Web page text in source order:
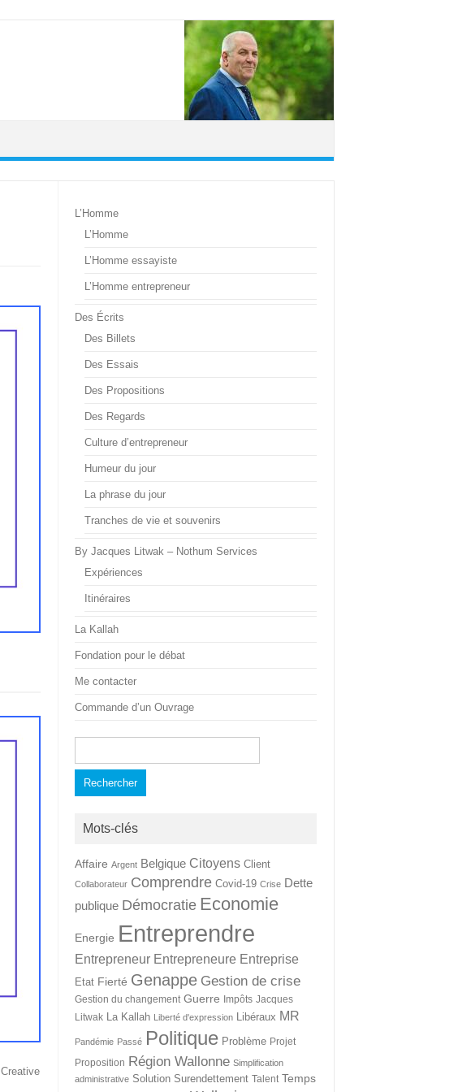
Creative
L’Homme
L’Homme
L’Homme essayiste
L’Homme entrepreneur
Des Écrits
Des Billets
Des Essais
Des Propositions
Des Regards
Culture d’entrepreneur
Humeur du jour
La phrase du jour
Tranches de vie et souvenirs
By Jacques Litwak – Nothum Services
Expériences
Itinéraires
La Kallah
Fondation pour le débat
Me contacter
Commande d’un Ouvrage
Mots-clés
Affaire Argent Belgique Citoyens Client
Collaborateur Comprendre Covid-19 Crise Dette
publique Démocratie Economie
Energie Entreprendre
Entrepreneur Entrepreneure Entreprise
Etat Fierté Genappe Gestion de crise
Gestion du changement Guerre Impôts Jacques
Litwak La Kallah Liberté d'expression Libéraux MR
Pandémie Passé Politique Problème Projet
Proposition Région Wallonne Simplification
administrative Solution Surendettement Talent Temps